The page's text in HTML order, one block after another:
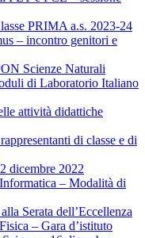
PRIMA a.s. 2023-24
– incontro genitori e
Scienze Naturali
di Laboratorio Italiano
attività didattiche
di classe e di
dicembre 2022
– Modalità di
Serata dell’Eccellenza
– Gara d’istituto